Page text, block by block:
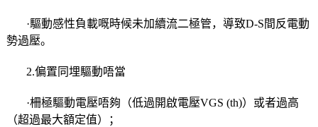
·驅動感性負載嘅時候未加續流二極管，導致D-S間反電動
勢過壓。
2.偏置同埋驅動唔當
·柵極驅動電壓唔夠（低過開啟電壓VGS (th)）或者過高
（超過最大額定值）；